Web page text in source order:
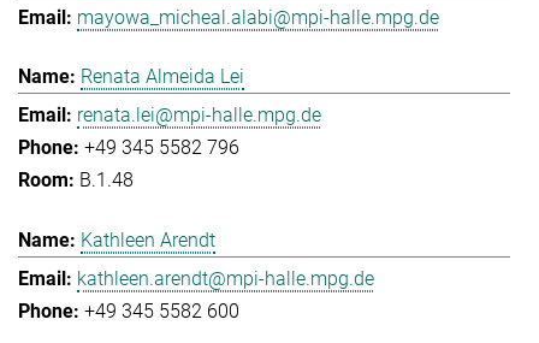
mayowa_micheal.alabi@mpi-halle.mpg.de
Renata Almeida Lei
renata.lei@mpi-halle.mpg.de
+49 345 5582 796
B.1.48
Kathleen Arendt
kathleen.arendt@mpi-halle.mpg.de
+49 345 5582 600